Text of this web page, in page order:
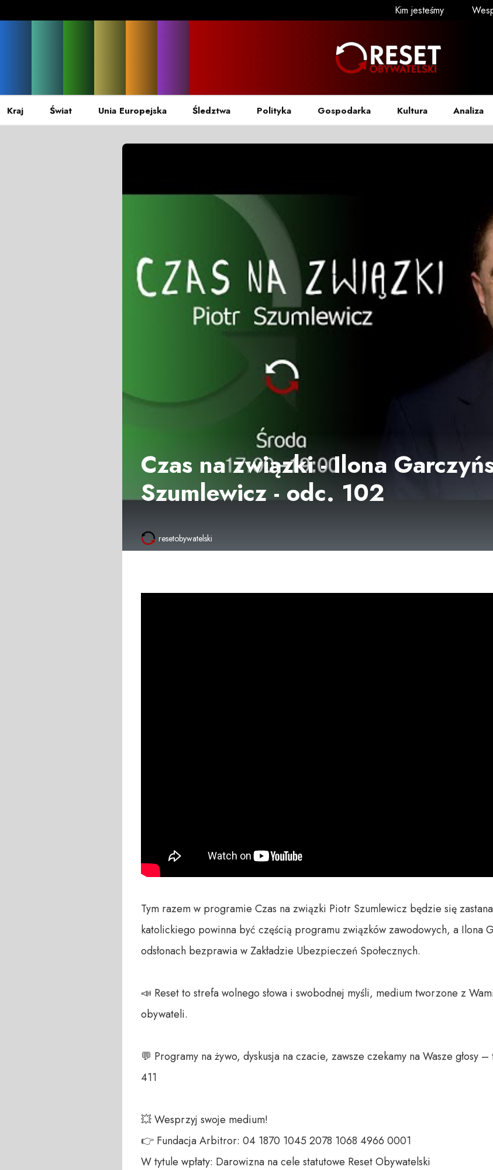
Kim jesteśmy
Kraj Świat Unia Europejska Śledztwa Polityka Gospodarka Kultura Analiza
Czas na związki - Ilona
Szumlewicz - odc. 102
resetobywatelski
Tym razem w programie Czas na związki Piotr Szumlewicz będzie się
katolickiego powinna być częścią programu związków zawodowych, a Ilona
odsłonach bezprawia w Zakładzie Ubezpieczeń Społecznych.
📣 Reset to strefa wolnego słowa i swobodnej myśli, medium tworzone z
obywateli.
💬 Programy na żywo, dyskusja na czacie, zawsze czekamy na Wasze głosy
411
💥 Wesprzyj swoje medium!
👉 Fundacja Arbitror: 04 1870 1045 2078 1068 4966 0001
W tytule wpłaty: Darowizna na cele statutowe Reset Obywatelski